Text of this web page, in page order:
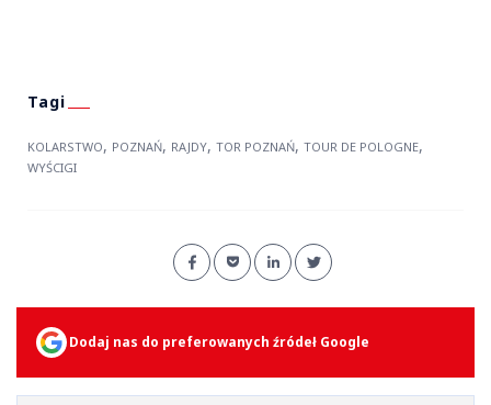
KOLARSTWO, POZNAŃ, RAJDY, TOR POZNAŃ, TOUR DE POLOGNE,
WYŚCIGI
Dodaj nas do preferowanych źródeł Google